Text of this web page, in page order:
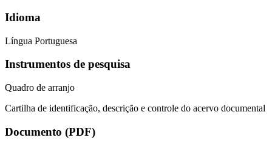
Idioma
Língua Portuguesa
Instrumentos de pesquisa
Quadro de arranjo
Cartilha de identificação, descrição e controle do acervo documental
Documento (PDF)